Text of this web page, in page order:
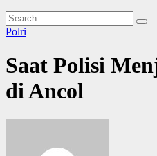
Polri
Saat Polisi
di Ancol